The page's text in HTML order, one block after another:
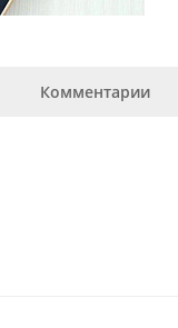
Комментарии